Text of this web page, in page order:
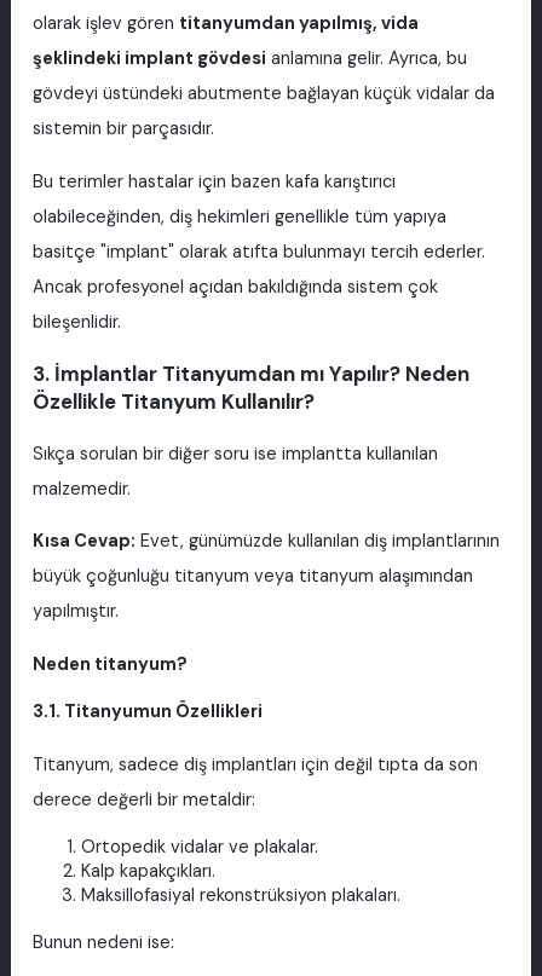
olarak işlev gören titanyumdan yapılmış, vida
şeklindeki implant gövdesi anlamına gelir. Ayrıca, bu
gövdeyi üstündeki abutmente bağlayan küçük vidalar da
sistemin bir parçasıdır.
Bu terimler hastalar için bazen kafa karıştırıcı
olabileceğinden, diş hekimleri genellikle tüm yapıya
basitçe "implant" olarak atıfta bulunmayı tercih ederler.
Ancak profesyonel açıdan bakıldığında sistem çok
bileşenlidir.
3. İmplantlar Titanyumdan mı Yapılır? Neden
Özellikle Titanyum Kullanılır?
Sıkça sorulan bir diğer soru ise implantta kullanılan
malzemedir.
Kısa Cevap: Evet, günümüzde kullanılan diş implantlarının
büyük çoğunluğu titanyum veya titanyum alaşımından
yapılmıştır.
Neden titanyum?
3.1. Titanyumun Özellikleri
Titanyum, sadece diş implantları için değil tıpta da son
derece değerli bir metaldir:
Ortopedik vidalar ve plakalar.
Kalp kapakçıkları.
Maksillofasiyal rekonstrüksiyon plakaları.
Bunun nedeni ise: